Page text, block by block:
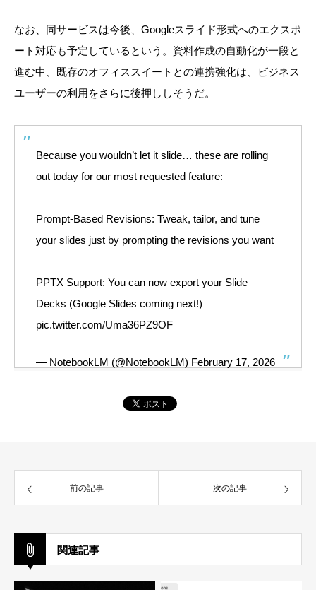
なお、同サービスは今後、Googleスライド形式へのエクスポ
ート対応も予定しているという。資料作成の自動化が一段と
進む中、既存のオフィススイートとの連携強化は、ビジネス
ユーザーの利用をさらに後押ししそうだ。
Because you wouldn’t let it slide… these are rolling
out today for our most requested feature:
Prompt-Based Revisions: Tweak, tailor, and tune
your slides just by prompting the revisions you want
PPTX Support: You can now export your Slide
Decks (Google Slides coming next!)
pic.twitter.com/Uma36PZ9OF
— NotebookLM (@NotebookLM) February 17, 2026
前の記事 次の記事
関連記事